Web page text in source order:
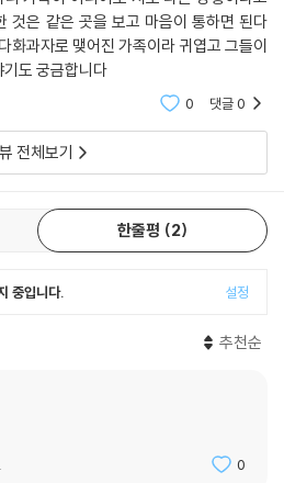
것은 같은 곳을 보고 마음이 통하면 된다
화과자로 맺어진 가족이라 귀엽고 그들이
도 궁금합니다
0 댓글0
전체보기
한줄평 2
중입니다. 설정
추천순
0